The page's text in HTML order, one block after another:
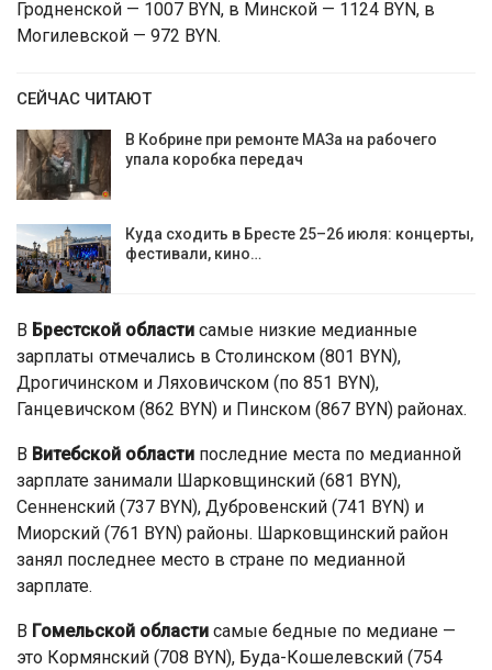
Гродненской — 1007 BYN, в Минской — 1124 BYN, в
Могилевской — 972 BYN.
СЕЙЧАС ЧИТАЮТ
В Кобрине при ремонте МАЗа на рабочего
упала коробка передач
Куда сходить в Бресте 25–26 июля: концерты,
фестивали, кино…
В Брестской области самые низкие медианные
зарплаты отмечались в Столинском (801 BYN),
Дрогичинском и Ляховичском (по 851 BYN),
Ганцевичском (862 BYN) и Пинском (867 BYN) районах.
В Витебской области последние места по медианной
зарплате занимали Шарковщинский (681 BYN),
Сенненский (737 BYN), Дубровенский (741 BYN) и
Миорский (761 BYN) районы. Шарковщинский район
занял последнее место в стране по медианной
зарплате.
В Гомельской области самые бедные по медиане —
это Кормянский (708 BYN), Буда-Кошелевский (754